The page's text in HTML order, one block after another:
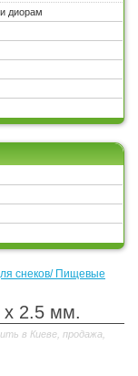
диорам
снеков/ Пищевые
x 2.5 мм.
в Киеве, продажа,